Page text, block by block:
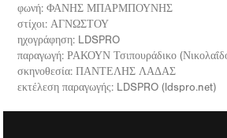
φωνή: ΦΑΝΗΣ ΜΠΑΡΜΠΟΥΝΗΣ
στίχοι: ΑΓΝΩΣΤΟΥ
ηχογράφηση: LDSPRO
παραγωγή: ΡΑΚΟΥΝ Τσιπουράδικο
σκηνοθεσία: ΠΑΝΤΕΛΗΣ ΛΑΔΑΣ
εκτέλεση παραγωγής: LDSPRO (ldspro.net)